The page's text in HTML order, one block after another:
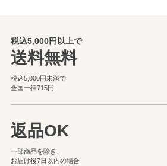
税込5,000円以上で
送料無料
税込5,000円未満で
全国一律715円
返品OK
一部商品を除き、
お届け後7日以内の場合